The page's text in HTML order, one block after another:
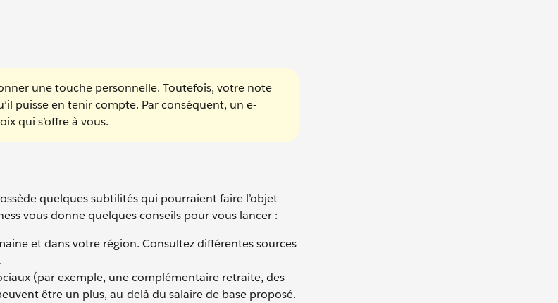
une touche personnelle. Toutefois, votre note
puisse en tenir compte. Par conséquent, un e-
qui s’offre à vous.
quelques subtilités qui pourraient faire l’objet
vous donne quelques conseils pour vous lancer :
et dans votre région. Consultez différentes sources
(par exemple, une complémentaire retraite, des
être un plus, au-delà du salaire de base proposé.